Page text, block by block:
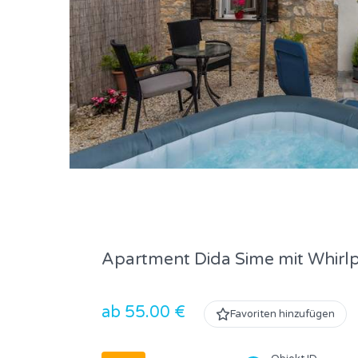
Apartment Dida Sime mit
ab 55.00 € Favoriten hinzufügen